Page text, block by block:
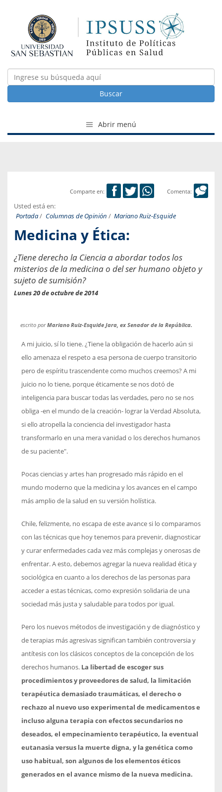
Buscar
Abrir menú
Comparte en: Comenta:
Usted está en:
Portada/ Columnas de Opinión / Mariano Ruiz-Esquide
Medicina y Ética:
¿Tiene derecho la Ciencia a abordar todos los
misterios de la medicina o del ser humano objeto y
sujeto de sumisión?
Lunes 20 de octubre de 2014
escrito porMariano Ruiz-Esquide Jara, ex Senador de la República.
A mi juicio, sí lo tiene. ¿Tiene la obligación de hacerlo aún si
ello amenaza el respeto a esa persona de cuerpo transitorio
pero de espíritu trascendente como muchos creemos? A mi
juicio no lo tiene, porque éticamente se nos dotó de
inteligencia para buscar todas las verdades, pero no se nos
obliga -en el mundo de la creación- lograr la Verdad Absoluta,
si ello atropella la conciencia del investigador hasta
transformarlo en una mera vanidad o los derechos humanos
de su paciente".
Pocas ciencias y artes han progresado más rápido en el
mundo moderno que la medicina y los avances en el campo
más amplio de la salud en su versión holística.
Chile, felizmente, no escapa de este avance si lo comparamos
con las técnicas que hoy tenemos para prevenir, diagnosticar
y curar enfermedades cada vez más complejas y onerosas de
enfrentar. A esto, debemos agregar la nueva realidad ética y
sociológica en cuanto a los derechos de las personas para
acceder a estas técnicas, como expresión solidaria de una
sociedad más justa y saludable para todos por igual.
Pero los nuevos métodos de investigación y de diagnóstico y
de terapias más agresivas significan también controversia y
antítesis con los clásicos conceptos de la concepción de los
derechos humanos. La libertad de escoger sus
procedimientos y proveedores de salud, la limitación
terapéutica demasiado traumáticas, el derecho o
rechazo al nuevo uso experimental de medicamentos e
incluso alguna terapia con efectos secundarios no
deseados, el empecinamiento terapéutico, la eventual
eutanasia versus la muerte digna, y la genética como
uso habitual, son algunos de los elementos éticos
generados en el avance mismo de la nueva medicina.